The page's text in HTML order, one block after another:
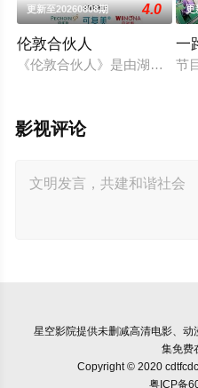
更新至20260808期 4.0
伦敦合伙人
《伦敦合伙人》是由湖南卫
更
一
节
影视评论
星空影院提供未删减高清电影、
集免费
Copyright © 2020
粤ICP备